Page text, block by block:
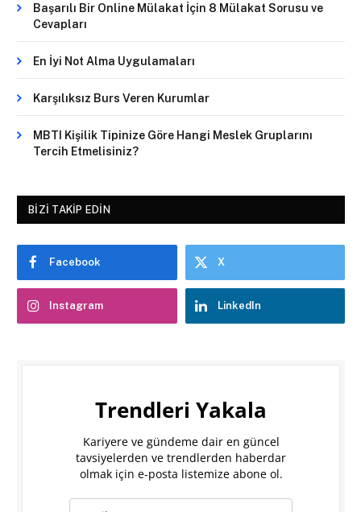
Başarılı Bir Online Mülakat İçin 8 Mülakat Sorusu ve
Cevapları
En İyi Not Alma Uygulamaları
Karşılıksız Burs Veren Kurumlar
MBTI Kişilik Tipinize Göre Hangi Meslek Gruplarını
Tercih Etmelisiniz?
BIZI TAKIP EDIN
Facebook X
Instagram LinkedIn
Trendleri Yakala
Kariyere ve gündeme dair en güncel
tavsiyelerden ve trendlerden haberdar
olmak için e-posta listemize abone ol.